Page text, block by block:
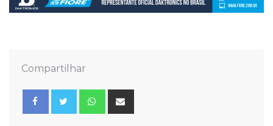
Compartilhar
Whatsapp